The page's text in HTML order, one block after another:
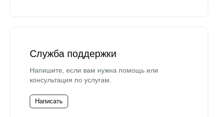
Служба поддержки
Напишите, если вам нужна помощь или
консультация по услугам.
Написать